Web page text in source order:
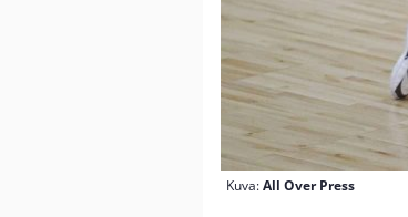
Kuva:All Over Press